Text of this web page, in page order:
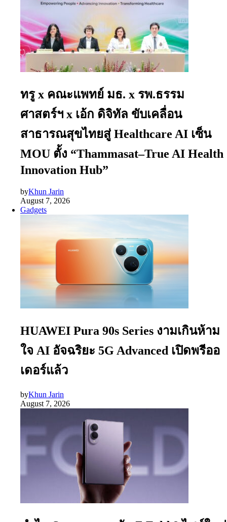
ทรู x คณะแพทย์ มธ. x รพ.ธรรม
ศาสตร์ฯ x เอ้ก ดิจิทัล ขับเคลื่อน
สาธารณสุขไทยสู่ Healthcare AI เซ็น
MOU ตั้ง “Thammasat–True AI Health
Innovation Hub”
byKhun Jarin
August 7, 2026
Gadgets
HUAWEI Pura 90s Series งามเกินห้าม
ใจ AI อัจฉริยะ 5G Advanced เปิดพรีออ
เดอร์แล้ว
byKhun Jarin
August 7, 2026